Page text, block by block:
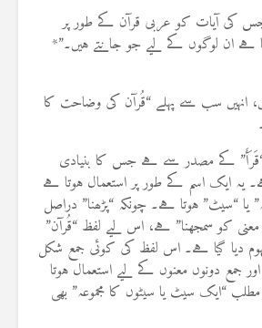
کی آیات کو عربی قرآن کے طور پر
ہے ان لوگوں کے لیے جو جانتے ہیں۔”*
انہیں سب سے پہلے “قُرآن کی وضاحت کا
“قَرَأَ” کے مصدر سے ہے جس کا بنیادی
یہ ایک اسم کے طور پر استعمال ہوتا ہے
“سیٹ” ہوتا ہے۔ چونکہ “پڑھنا” دراصل
کو سمجھنا” ہے، اس لیے لفظ “قُرآن”
دیا گیا ہے۔ اس لفظ کی کوئی جمع شکل
جمع دونوں معنوں کے لیے استعمال ہوتا
“ایک سیٹ یا سیٹوں کا مجموعہ” بھی